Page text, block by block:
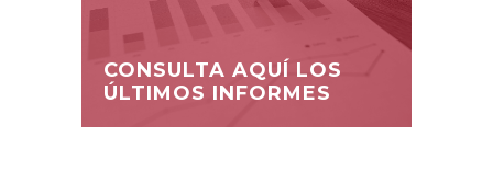
CONSULTA AQUÍ LOS
ÚLTIMOS INFORMES